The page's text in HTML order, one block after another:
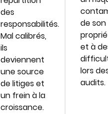
des
responsabilités.
Mal calibrés,
ils
deviennent
une source
de litiges et
un frein à la
croissance.
de
et à
lors
audits.